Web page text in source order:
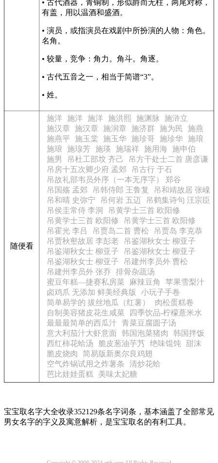
• 古代酒器，青铜制，形似爵而无柱，两尾对称，
有盖，用以温酒和盛酒。
• 演员，或指演员在戏剧中所扮演的人物：角色。
名角。
• 较量，竞争：角力。角斗。角逐。
• 古代五音之一，相当于简谱“3”。
• 姓。
随便看
施洋 施洋 施洋 施洪熙 施渊脉
施浒立
施汉章
施汉章 施润章 施济群 施为民
施燕
施燕平
施玉棠 施玉华 施珍哥 施珍华 施琅
施琅
施瑔芳 施瑛 施瑞祥 施用海
施申伯
施男
吊杜工部坟 齐己
吊方干处士二首 唐彦谦
吊房十五次卿少府 孟郊
吊古行 于石
吊故礼部韦员外序（一本无序字） 郑谷
吊国殇 孟郊
吊韩侍郎 王鲁复
吊和靖故居 张嵲
吊和晴 史弥宁
吊何岩 五迈
吊鹤集诗句 汪宗臣
吊侯圭常侍 李洞
吊黄学士三首 欧阳修
吊黄学士三首 欧阳修
吊黄学士三首 欧阳修
吊霍光 李吕
吊贾岛二首 曹松
吊贾岛 李克恭
吊贾秋壑故居 李彭老
吊鉴湖秋女士 柳亚子
吊鉴湖秋女士 柳亚子
吊鉴湖秋女士 柳亚子
吊鉴湖秋女士 柳亚子
吊建州李员外 曹松
吊建州李员外 张乔
排骨杂蔬汤
蜜豆年糕—捷赛私房菜
麻辣豆角
苹果雪梨汁
卤鸡爪 无添加 鲜美经典版
小玩子手卷
简单易学的 拔丝地瓜（红薯）
肉松蛋糕卷
自制美容猪皮花生咸菜
四季饮品-柠檬薏米水
最最最简单的西瓜汁 青菜豆腐圆子汤
意大利茄汁大虾意面
韩国泡菜猪肉
韩国拌饭
西红柿花蛤汤
脆皮葱油芋艿 绝味馄饨
甜沫
脆皮烧肉
简易版新奥尔良鸡翅
空气炸锅试用之炸薯条
清炒花蛤
芭比娃娃蛋糕
美味太妃糖
宝宝取名字大全收录352129条名字词条，基本涵盖了全部常见
男女名字的字义及寓意解析，是宝宝取名的有利工具。